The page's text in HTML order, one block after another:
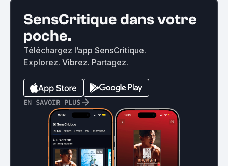
SensCritique dans votre
poche.
Téléchargez l’app SensCritique.
Explorez. Vibrez. Partagez.
EN SAVOIR PLUS